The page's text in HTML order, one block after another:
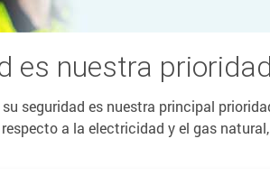
es nuestra
su seguridad es nuestra principal
a la electricidad y el gas